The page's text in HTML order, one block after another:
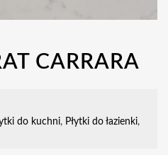
CARRARA
do kuchni, Płytki do łazienki,